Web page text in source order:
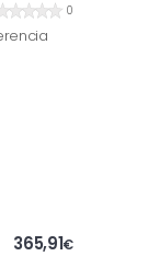
0
365,91€